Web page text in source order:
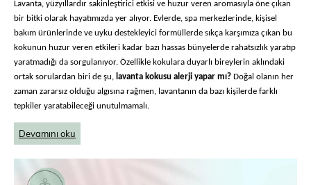
Lavanta, yüzyıllardır sakinleştirici etkisi ve huzur veren aromasıyla öne çıkan
bir bitki olarak hayatımızda yer alıyor. Evlerde, spa merkezlerinde, kişisel
bakım ürünlerinde ve uyku destekleyici formüllerde sıkça karşımıza çıkan bu
kokunun huzur veren etkileri kadar bazı hassas bünyelerde rahatsızlık yaratıp
yaratmadığı da sorgulanıyor. Özellikle kokulara duyarlı bireylerin aklındaki
ortak sorulardan biri de şu, lavanta kokusu alerji yapar mı? Doğal olanın her
zaman zararsız olduğu algısına rağmen, lavantanın da bazı kişilerde farklı
tepkiler yaratabileceği unutulmamalı.
Devamını oku